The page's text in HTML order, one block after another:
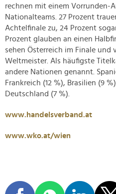
rechnen mit einem Vorrunden-
Nationalteams. 27 Prozent
Achtelfinale zu, 24 Prozent
Prozent glauben an einen
sehen Österreich im Finale und
Weltmeister. Als häufigste
andere Nationen genannt.
Frankreich (12 %), Brasilien (9
Deutschland (7 %).
www.handelsverband.at
www.wko.at/wien